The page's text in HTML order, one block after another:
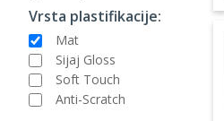
Vrsta plastifikacije:
Mat
Sijaj Gloss
Soft Touch
Anti-Scratch